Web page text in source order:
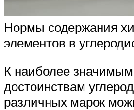
Нормы содержания
элементов в
К наиболее значимым
достоинствам
различных марок